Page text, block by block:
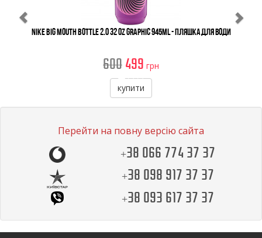
Nike Big Mouth Bottle 2.0 32 OZ Graphic 945ml - Пляшка для води
600 499 грн
купити
Перейти на повну версію сайта
+38 066 774 37 37
+38 098 917 37 37
+38 093 617 37 37